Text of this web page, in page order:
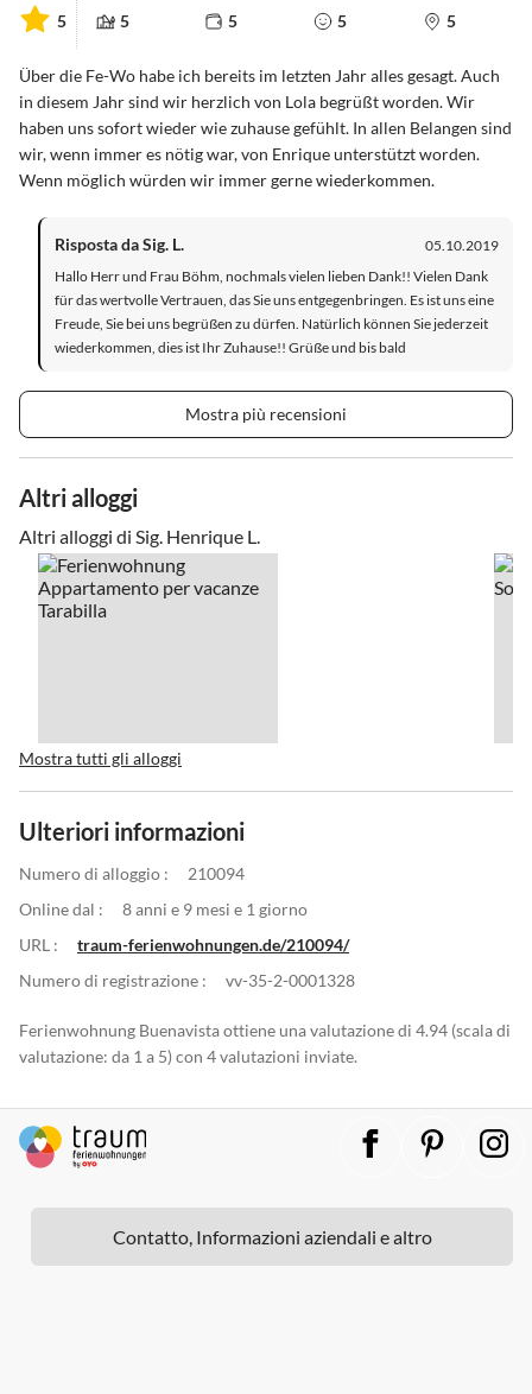
5 5 5 5 5
Über die Fe-Wo habe ich bereits im letzten Jahr alles gesagt. Auch
in diesem Jahr sind wir herzlich von Lola begrüßt worden. Wir
haben uns sofort wieder wie zuhause gefühlt. In allen Belangen sind
wir, wenn immer es nötig war, von Enrique unterstützt worden.
Wenn möglich würden wir immer gerne wiederkommen.
Risposta da Sig. L.
05.10.2019
Hallo Herr und Frau Böhm, nochmals vielen lieben Dank!! Vielen Dank
für das wertvolle Vertrauen, das Sie uns entgegenbringen. Es ist uns eine
Freude, Sie bei uns begrüßen zu dürfen. Natürlich können Sie jederzeit
wiederkommen, dies ist Ihr Zuhause!! Grüße und bis bald
Mostra più recensioni
Altri alloggi
Altri alloggi di Sig. Henrique L.
Mostra tutti gli alloggi
Ulteriori informazioni
Numero di alloggio :
210094
Online dal :
8 anni e 9 mesi e 1 giorno
URL :
traum-ferienwohnungen.de/210094/
Numero di registrazione :
vv-35-2-0001328
Ferienwohnung Buenavista ottiene una valutazione di 4.94 (scala di
valutazione: da 1 a 5) con 4 valutazioni inviate.
Contatto, Informazioni aziendali e altro